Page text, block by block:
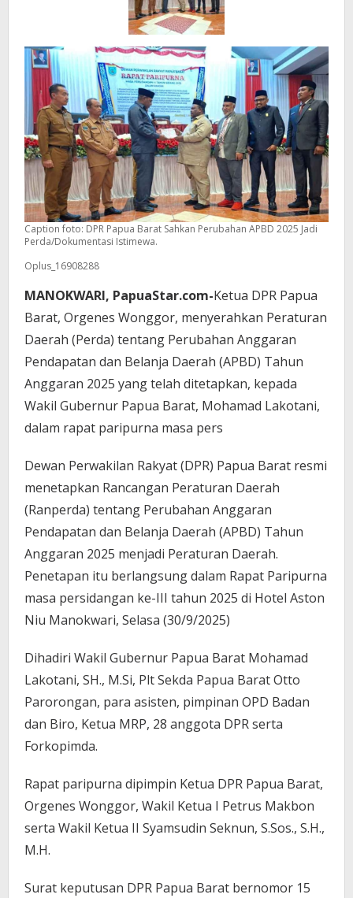
Caption foto: DPR Papua Barat Sahkan Perubahan APBD 2025 Jadi
Perda/Dokumentasi Istimewa.
Oplus_16908288
MANOKWARI, PapuaStar.com-Ketua DPR Papua
Barat, Orgenes Wonggor, menyerahkan Peraturan
Daerah (Perda) tentang Perubahan Anggaran
Pendapatan dan Belanja Daerah (APBD) Tahun
Anggaran 2025 yang telah ditetapkan, kepada
Wakil Gubernur Papua Barat, Mohamad Lakotani,
dalam rapat paripurna masa pers
Dewan Perwakilan Rakyat (DPR) Papua Barat resmi
menetapkan Rancangan Peraturan Daerah
(Ranperda) tentang Perubahan Anggaran
Pendapatan dan Belanja Daerah (APBD) Tahun
Anggaran 2025 menjadi Peraturan Daerah.
Penetapan itu berlangsung dalam Rapat Paripurna
masa persidangan ke-III tahun 2025 di Hotel Aston
Niu Manokwari, Selasa (30/9/2025)
Dihadiri Wakil Gubernur Papua Barat Mohamad
Lakotani, SH., M.Si, Plt Sekda Papua Barat Otto
Parorongan, para asisten, pimpinan OPD Badan
dan Biro, Ketua MRP, 28 anggota DPR serta
Forkopimda.
Rapat paripurna dipimpin Ketua DPR Papua Barat,
Orgenes Wonggor, Wakil Ketua I Petrus Makbon
serta Wakil Ketua II Syamsudin Seknun, S.Sos., S.H.,
M.H.
Surat keputusan DPR Papua Barat bernomor 15